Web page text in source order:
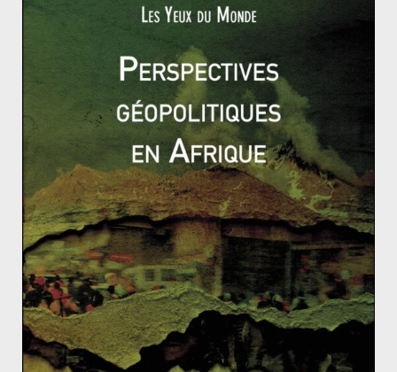
a vécu plusieurs nuits d’émeutes, notamment à
Londres, après la mort d’un habitant du quartier de
Tottenham. Au Japon, après plusieurs mois d’attente, le
premier Ministre Naoto Kan a dû démissionner, suite
au désastre de Fukushima et a été remplacé par Y.
Noda. L’Allemagne a enfin commémoré le cinquantième
anniversaire de la construction du mur de Berlin, le 13
août dernier.
Voilà, en quelques mots, ce qu’il fallait retenir de
l’actualité de ce troisième trimestre de l’année 2011.
L’actu dans le rétro : décembre 2011